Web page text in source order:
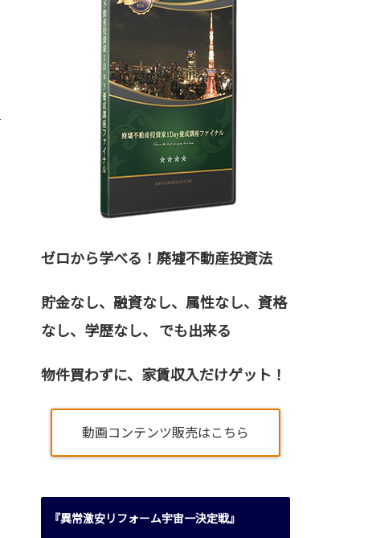
ゼロから学べる！廃墟不動産投資法
貯金なし、融資なし、属性なし、資格
なし、 学歴なし、 でも出来る
物件買わずに、家賃収入だけゲット！
動画コンテンツ販売はこちら
『異常激安リフォーム宇宙一決定戦』